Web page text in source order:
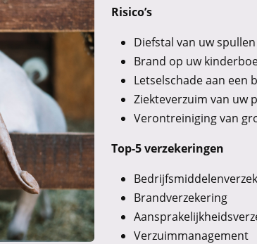
Risico’s
Diefstal van uw
Brand op uw
Letselschade aan een
Ziekteverzuim van uw
Verontreiniging van
Top-5 verzekeringen
Brandverzekering
Verzuimmanagement